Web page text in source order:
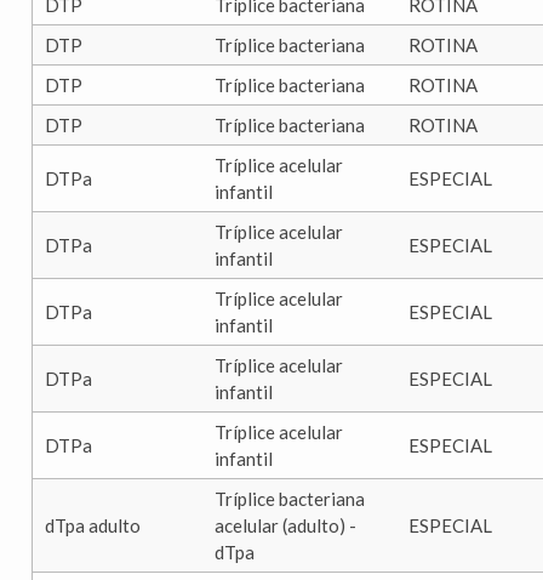
DTP Tríplice bacteriana
ROTINA
DTP
Tríplice bacteriana
ROTINA
DTP
Tríplice bacteriana
ROTINA
DTP
Tríplice bacteriana ROTINA
DTPa
Tríplice acelular
infantil
ESPECIAL
DTPa
Tríplice acelular
infantil
ESPECIAL
DTPa
Tríplice acelular
infantil
ESPECIAL
DTPa
Tríplice acelular
infantil
ESPECIAL
DTPa
Tríplice acelular
infantil
ESPECIAL
dTpa adulto
Tríplice bacteriana
acelular (adulto) -
dTpa
ESPECIAL